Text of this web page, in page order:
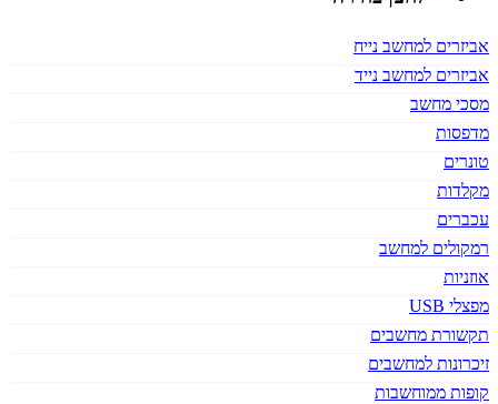
אביזרים למחשב נייח
אביזרים למחשב נייד
מסכי מחשב
מדפסות
טונרים
מקלדות
עכברים
רמקולים למחשב
אוזניות
מפצלי USB
תקשורת מחשבים
זיכרונות למחשבים
קופות ממוחשבות